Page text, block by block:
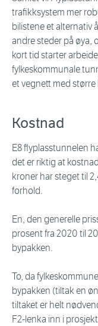
trafikksystem mer
bilistene et alternativ
andre steder på øya,
kort tid starter
fylkeskommunale
et vegnett med
Kostnad
E8 flyplasstunnelen
det er riktig at
kroner har steget til
forhold.
En, den generelle
prosent fra 2020 til
bypakken.
To, da
bypakken (tiltak en
tiltaket er helt
F2-lenka inn i